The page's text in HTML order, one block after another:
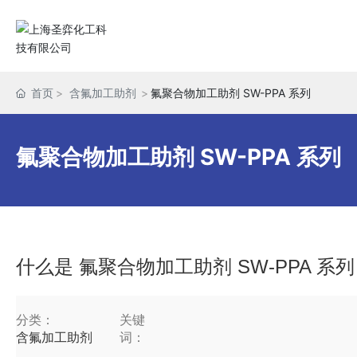
首页 含氟加工助剂 氟聚合物加工助剂 SW-PPA 系列
氟聚合物加工助剂 SW-PPA 系列
什么是 氟聚合物加工助剂 SW-PPA 系列
分类：
含氟加工助剂
关键
词：